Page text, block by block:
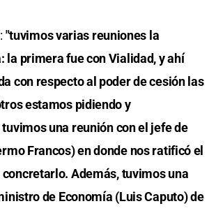
"tuvimos varias reuniones la
la primera fue con Vialidad, y ahí
con respecto al poder de cesión las
estamos pidiendo y
una reunión con el jefe de
Francos) en donde nos ratificó el
Además, tuvimos una
de Economía (Luis Caputo) de